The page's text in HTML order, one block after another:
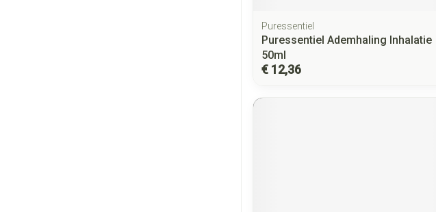
Puressentiel
Puressentiel Ademhaling Inhalatie
50ml
€ 12,36